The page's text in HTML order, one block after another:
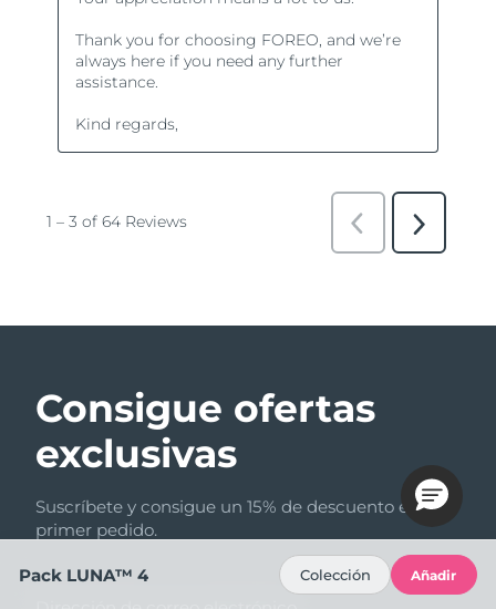
Consigue ofertas
exclusivas
Suscríbete y consigue un 15% de descuento en tu
primer pedido.
Pack LUNA™ 4 Colección Añadir